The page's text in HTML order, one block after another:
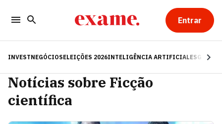
Entrar
INVESTNEGÓCIOSELEIÇÕES 2026INTELIGÊNCIA ARTIFICIALESG
Notícias sobre Ficção
científica